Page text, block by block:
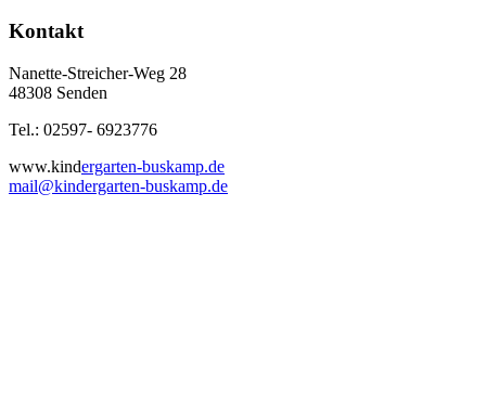
Kontakt
Nanette-Streicher-Weg 28
48308 Senden
Tel.: 02597- 6923776
www.kindergarten-buskamp.de
mail@kindergarten-buskamp.de